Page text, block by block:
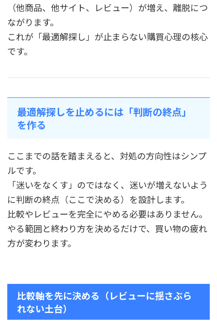
（他商品、他サイト、レビュー）が増え、離脱につ
ながります。
これが「最適解探し」が止まらない購買心理の核心
です。
最適解探しを止めるには「判断の終点」
を作る
ここまでの話を踏まえると、対処の方向性はシンプ
ルです。
「迷いをなくす」のではなく、迷いが増えないよう
に判断の終点（ここで決める）を設計します。
比較やレビューを完全にやめる必要はありません。
やる範囲と終わり方を決めるだけで、買い物の疲れ
方が変わります。
比較軸を先に決める（レビューに揺さぶら
れない土台）